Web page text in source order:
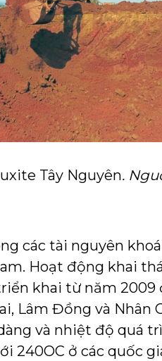
Tây Nguyên.
các tài nguyên
Hoạt động khai
khai từ năm 2009
Lâm Đồng và Nhân
và nhiệt độ quá
240OC ở các quốc